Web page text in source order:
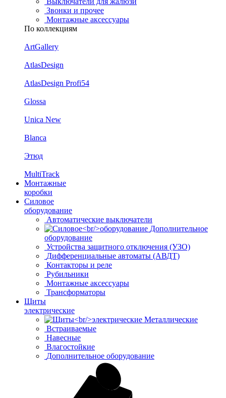
Звонки и прочее
Монтажные аксессуары
По коллекциям
ArtGallery
AtlasDesign
AtlasDesign Profi54
Glossa
Unica New
Blanca
Этюд
MultiTrack
Монтажные
коробки
Силовое
оборудование
Автоматические выключатели
Дополнительное
оборудование
Устройства защитного отключения (УЗО)
Дифференциальные автоматы (АВДТ)
Контакторы и реле
Рубильники
Монтажные аксессуары
Трансформаторы
Щиты
электрические
Металлические
Встраиваемые
Навесные
Влагостойкие
Дополнительное оборудование